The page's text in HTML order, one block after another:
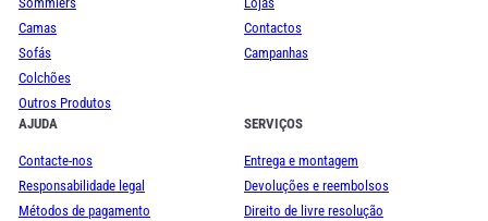
Camas
Sofás
Colchões
Outros Produtos
Contactos
Campanhas
AJUDA
Contacte-nos
Responsabilidade legal
Métodos de pagamento
SERVIÇOS
Entrega e montagem
Devoluções e reembolsos
Direito de livre resolução